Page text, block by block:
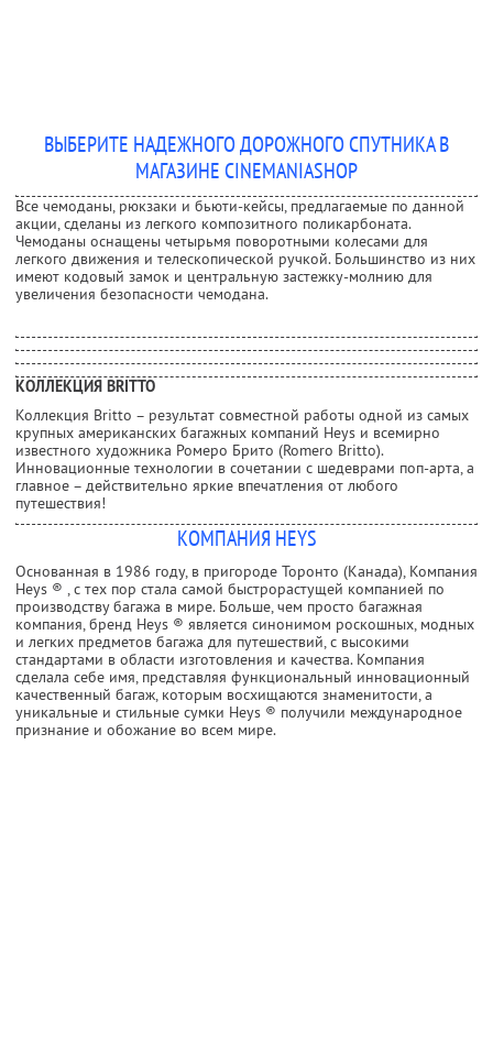
ВЫБЕРИТЕ НАДЕЖНОГО ДОРОЖНОГО СПУТНИКА В
МАГАЗИНЕ CINEMANIASHOP
Все чемоданы, рюкзаки и бьюти-кейсы, предлагаемые по данной
акции, сделаны из легкого композитного поликарбоната.
Чемоданы оснащены четырьмя поворотными колесами для
легкого движения и телескопической ручкой. Большинство из них
имеют кодовый замок и центральную застежку-молнию для
увеличения безопасности чемодана.
КОЛЛЕКЦИЯ BRITTO
Коллекция Britto – результат совместной работы одной из самых
крупных американских багажных компаний Heys и всемирно
известного художника Ромеро Брито (Romero Britto).
Инновационные технологии в сочетании с шедеврами поп-арта, а
главное – действительно яркие впечатления от любого
путешествия!
КОМПАНИЯ HEYS
Основанная в 1986 году, в пригороде Торонто (Канада), Компания
Heys ® , с тех пор стала самой быстрорастущей компанией по
производству багажа в мире. Больше, чем просто багажная
компания, бренд Heys ® является синонимом роскошных, модных
и легких предметов багажа для путешествий, с высокими
стандартами в области изготовления и качества. Компания
сделала себе имя, представляя функциональный инновационный
качественный багаж, которым восхищаются знаменитости, а
уникальные и стильные сумки Heys ® получили международное
признание и обожание во всем мире.